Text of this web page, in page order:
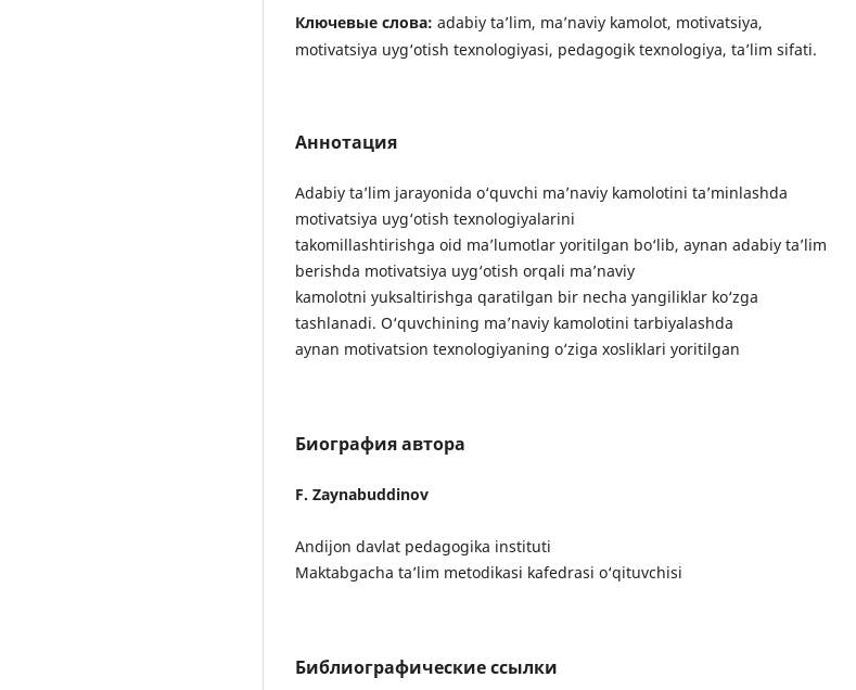
Ключевые слова: adabiy ta’lim, ma’naviy kamolot, motivatsiya,
motivatsiya uyg‘otish texnologiyasi, pedagogik texnologiya, ta’lim sifati.
Аннотация
Adabiy ta’lim jarayonida o‘quvchi ma’naviy kamolotini ta’minlashda
motivatsiya uyg‘otish texnologiyalarini
takomillashtirishga oid ma’lumotlar yoritilgan bo‘lib, aynan adabiy ta’lim
berishda motivatsiya uyg‘otish orqali ma’naviy
kamolotni yuksaltirishga qaratilgan bir necha yangiliklar ko‘zga
tashlanadi. O‘quvchining ma’naviy kamolotini tarbiyalashda
aynan motivatsion texnologiyaning o‘ziga xosliklari yoritilgan
Биография автора
F. Zaynabuddinov
Andijon davlat pedagogika instituti
Maktabgacha ta’lim metodikasi kafedrasi o‘qituvchisi
Библиографические ссылки